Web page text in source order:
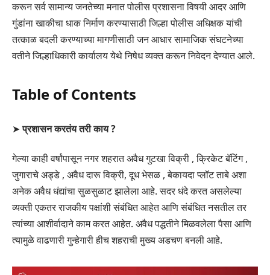
करून सर्व सामान्य जनतेच्या मनात पोलीस प्रशासना विषयी आदर आणि
गुंडांना खाकीचा धाक निर्माण करण्यासाठी जिल्हा पोलीस अधिक्षक यांची
तत्काळ बदली करण्याच्या मागणीसाठी जन आधार सामाजिक संघटनेच्या
वतीने जिल्हाधिकारी कार्यालय येथे निषेध व्यक्त करून निवेदन देण्यात आले.
Table of Contents
➤प्रशासन करतंय तरी काय ?
गेल्या काही वर्षांपासून नगर शहरात अवैध गुटखा विक्री , क्रिकेट बॅटिंग ,
जुगाराचे अड्डे , अवैध दारू विक्री, दूध भेसळ , बेकायदा प्लॉट ताबे अशा
अनेक अवैध धंद्यांचा सुळसुळाट झालेला आहे. सदर धंदे करत असलेल्या
व्यक्ती एकतर राजकीय पक्षांशी संबंधित आहेत आणि संबंधित नसतील तर
त्यांच्या आशीर्वादाने काम करत आहेत. अवैध पद्धतीने मिळवलेला पैसा आणि
त्यामुळे वाढणारी गुन्हेगारी हीच शहराची मुख्य अडचण बनली आहे.